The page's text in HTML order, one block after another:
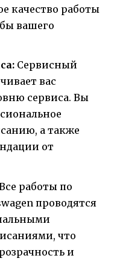
качество работы
вашего
Сервисный
вас
сервиса. Вы
а также
от
работы по
проводятся
что
и